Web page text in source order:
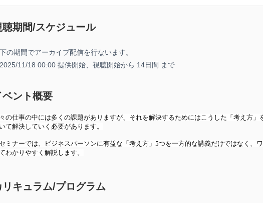
聴期間/スケジュール
の期間でアーカイブ配信を行ないます。
2025/11/18 00:00 提供開始、 視聴開始から 14日間 まで
ベント概要
の仕事の中には多くの課題がありますが、それを解決するためにはこうした「考え方」
て解決していく必要があります。
ミナーでは、ビジネスパーソンに有益な「考え方」5つを一方的な講義だけではなく、
わかりやすく解説します。
リキュラム/プログラム